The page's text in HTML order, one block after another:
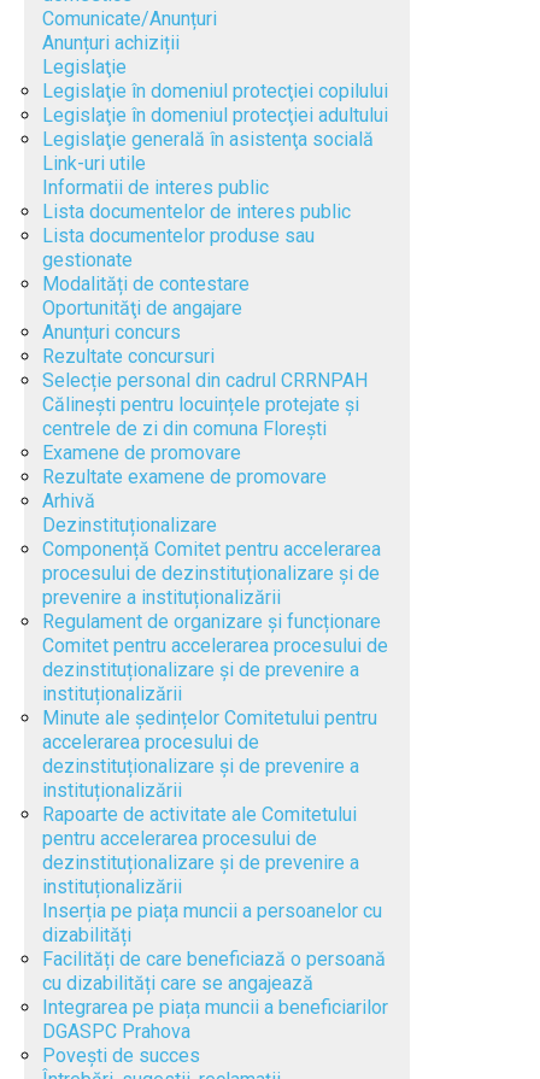
Comunicate/Anunțuri
Anunțuri achiziții
Legislaţie
Legislaţie în domeniul protecţiei copilului
Legislaţie în domeniul protecţiei adultului
Legislaţie generală în asistenţa socială
Link-uri utile
Informatii de interes public
Lista documentelor de interes public
Lista documentelor produse sau
gestionate
Modalități de contestare
Oportunităţi de angajare
Anunțuri concurs
Rezultate concursuri
Selecție personal din cadrul CRRNPAH
Călinești pentru locuințele protejate și
centrele de zi din comuna Florești
Examene de promovare
Rezultate examene de promovare
Arhivă
Dezinstituționalizare
Componență Comitet pentru accelerarea
procesului de dezinstituționalizare și de
prevenire a instituționalizării
Regulament de organizare și funcționare
Comitet pentru accelerarea procesului de
dezinstituționalizare și de prevenire a
instituționalizării
Minute ale ședințelor Comitetului pentru
accelerarea procesului de
dezinstituționalizare și de prevenire a
instituționalizării
Rapoarte de activitate ale Comitetului
pentru accelerarea procesului de
dezinstituționalizare și de prevenire a
instituționalizării
Inserția pe piața muncii a persoanelor cu
dizabilități
Facilități de care beneficiază o persoană
cu dizabilități care se angajează
Integrarea pe piața muncii a beneficiarilor
DGASPC Prahova
Povești de succes